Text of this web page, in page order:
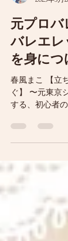
2025年5月
元プロバ
バレエレ
を身につ
春風まこ 【立
する、初心者
る自分の姿勢
とした雰囲気